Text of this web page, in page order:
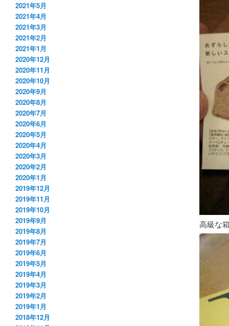
高級な
2021年5月
2021年4月
2021年3月
2021年2月
2021年1月
2020年12月
2020年11月
2020年10月
2020年9月
2020年8月
2020年7月
2020年6月
2020年5月
2020年4月
2020年3月
2020年2月
2020年1月
2019年12月
2019年11月
2019年10月
2019年9月
2019年8月
2019年7月
2019年6月
2019年5月
2019年4月
2019年3月
2019年2月
2019年1月
2018年12月